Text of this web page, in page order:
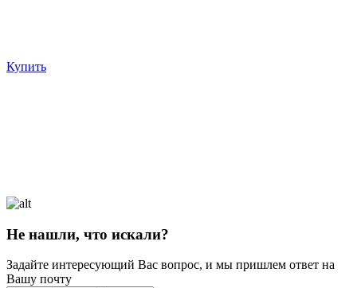
Купить
Не нашли, что искали?
Задайте интересующий Вас вопрос, и мы пришлем ответ на
Вашу почту